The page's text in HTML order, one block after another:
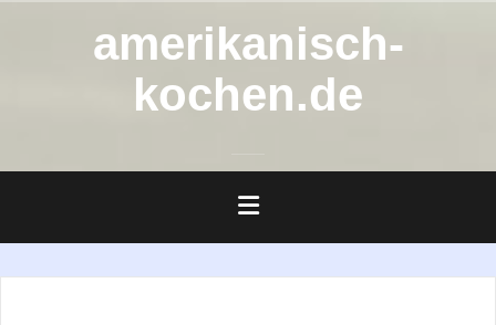
amerikanisch-
kochen.de